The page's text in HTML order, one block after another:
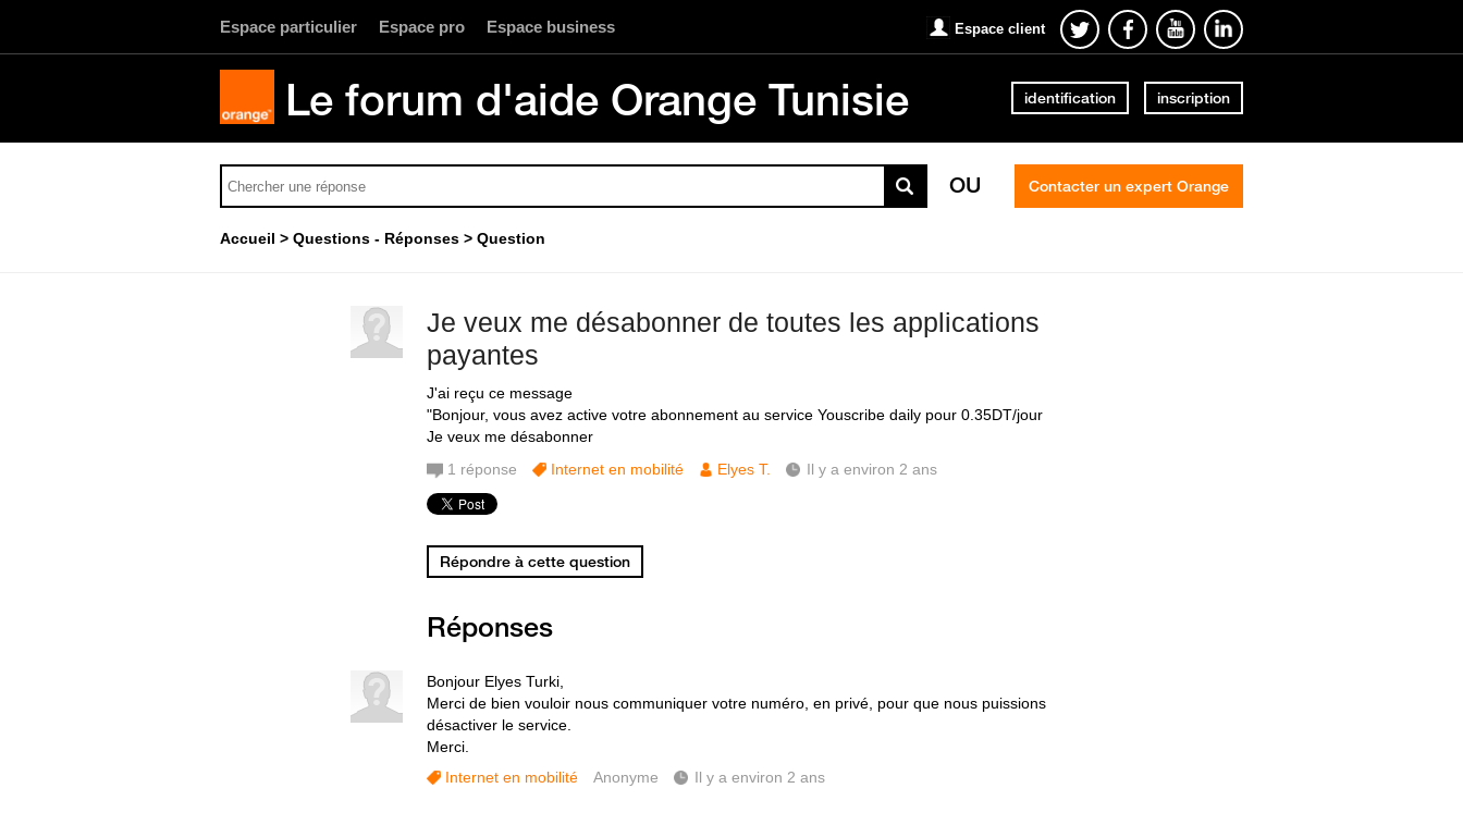
Espace particulier Espace pro Espace business Espace client
Le forum d'aide Orange Tunisie identification inscription
OU Contacter un expert Orange
Accueil Questions - Réponses Question
Je veux me désabonner de toutes les applications
payantes
J'ai reçu ce message
"Bonjour, vous avez active votre abonnement au service Youscribe daily pour 0.35DT/jour
Je veux me désabonner
1 réponse Internet en mobilité Elyes T. Il y a environ 2 ans
Répondre à cette question
Réponses
Bonjour Elyes Turki,
Merci de bien vouloir nous communiquer votre numéro, en privé, pour que nous puissions
désactiver le service.
Merci.
Internet en mobilité
Anonyme Il y a environ 2 ans